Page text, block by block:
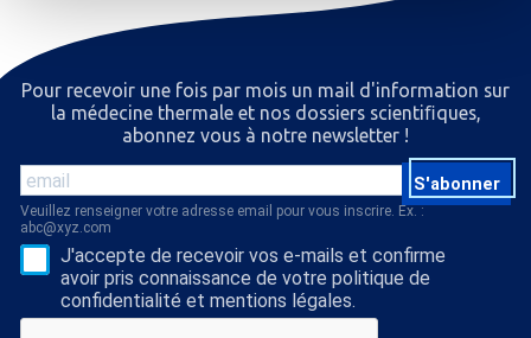
Pour recevoir une fois par mois un mail d'information sur
la médecine thermale et nos dossiers scientiﬁques,
abonnez vous à notre newsletter !
S'abonner
Veuillez renseigner votre adresse email pour vous inscrire. Ex. :
abc@xyz.com
J'accepte de recevoir vos e-mails et confirme
avoir pris connaissance de votre politique de
confidentialité et mentions légales.